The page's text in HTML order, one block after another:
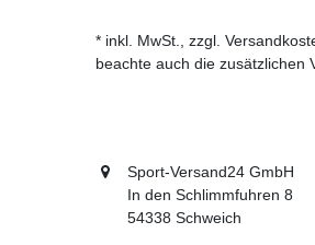
* inkl. MwSt., zzgl.
beachte auch die zusätzlichen
Sport-Versand24 GmbH
In den Schlimmfuhren 8
54338 Schweich